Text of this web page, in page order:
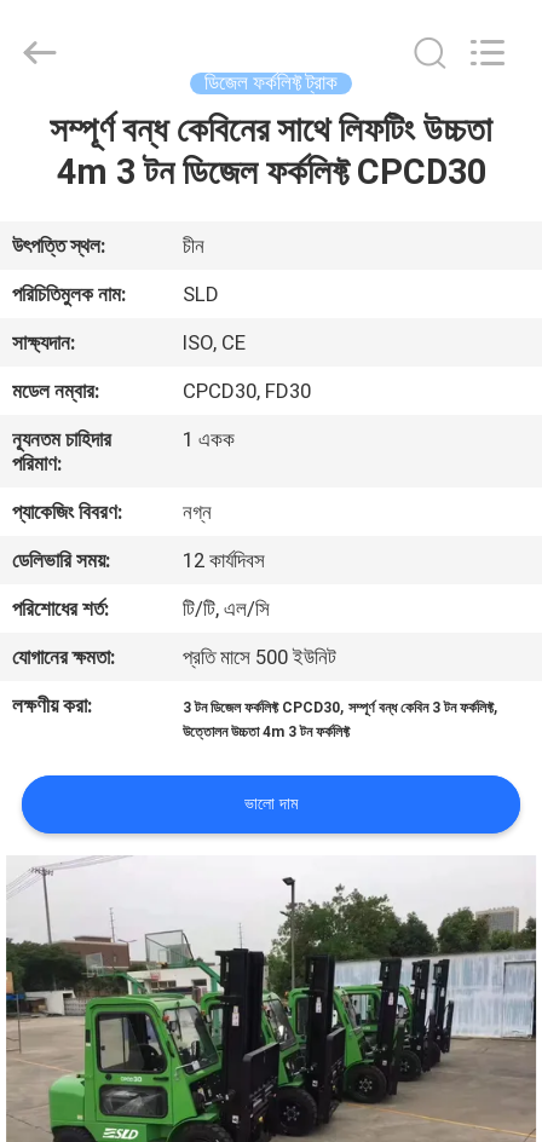
আমাদের
সম্পর্কে
কারখানা
ভ্রমণ
মান
নিয়ন্ত্রণ
সাইট
ম্যাপ
PRIVACY
POLICY
ডিজেল ফর্কলিফ্ট ট্রাক
সম্পূর্ণ বন্ধ কেবিনের সাথে লিফটিং উচ্চতা
4m 3 টন ডিজেল ফর্কলিফ্ট CPCD30
উৎপত্তি স্থল:
চীন
পরিচিতিমুলক নাম:
SLD
সাক্ষ্যদান:
ISO, CE
মডেল নম্বার:
CPCD30, FD30
ন্যূনতম চাহিদার
পরিমাণ:
1 একক
প্যাকেজিং বিবরণ:
নগ্ন
ডেলিভারি সময়:
12 কার্যদিবস
পরিশোধের শর্ত:
টি/টি, এল/সি
যোগানের ক্ষমতা:
প্রতি মাসে 500 ইউনিট
লক্ষণীয় করা:
3 টন ডিজেল ফর্কলিফ্ট CPCD30,সম্পূর্ণ বন্ধ কেবিন 3 টন ফর্কলিফ্ট,
উত্তোলন উচ্চতা 4m 3 টন ফর্কলিফ্ট
ভালো দাম